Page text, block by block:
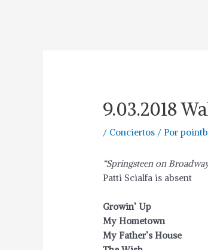
9.03.2018
/ Conciertos / Por
“Springsteen on
Patti Scialfa is absent
Growin’ Up
My Hometown
My Father’s House